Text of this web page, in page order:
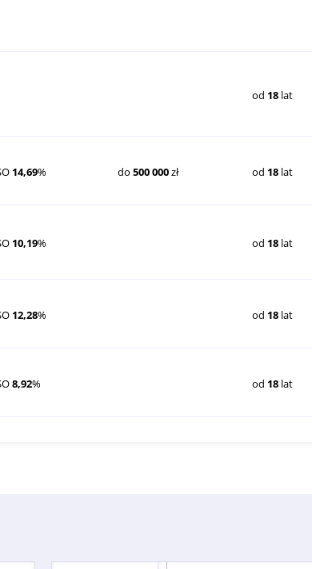
od 18lat
14,69% do500 000zł od 18lat
10,19% od 18lat
12,28% od 18lat
8,92% od 18lat